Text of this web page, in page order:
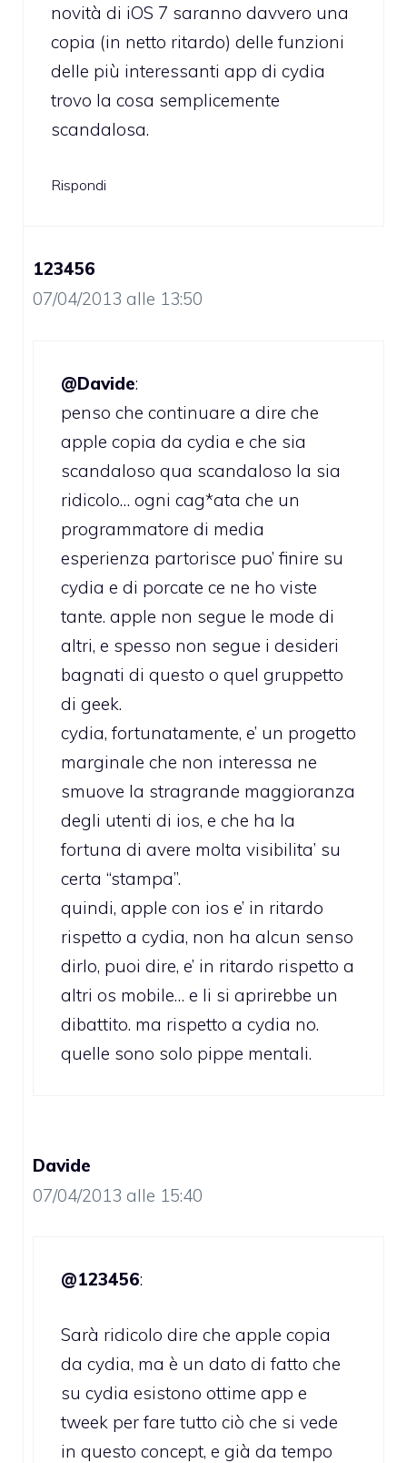
novità di iOS 7 saranno davvero una
copia (in netto ritardo) delle funzioni
delle più interessanti app di cydia
trovo la cosa semplicemente
scandalosa.
Rispondi
123456
07/04/2013 alle 13:50
@Davide:
penso che continuare a dire che
apple copia da cydia e che sia
scandaloso qua scandaloso la sia
ridicolo… ogni cag*ata che un
programmatore di media
esperienza partorisce puo’ finire su
cydia e di porcate ce ne ho viste
tante. apple non segue le mode di
altri, e spesso non segue i desideri
bagnati di questo o quel gruppetto
di geek.
cydia, fortunatamente, e’ un progetto
marginale che non interessa ne
smuove la stragrande maggioranza
degli utenti di ios, e che ha la
fortuna di avere molta visibilita’ su
certa “stampa”.
quindi, apple con ios e’ in ritardo
rispetto a cydia, non ha alcun senso
dirlo, puoi dire, e’ in ritardo rispetto a
altri os mobile… e li si aprirebbe un
dibattito. ma rispetto a cydia no.
quelle sono solo pippe mentali.
Davide
07/04/2013 alle 15:40
@123456:
Sarà ridicolo dire che apple copia
da cydia, ma è un dato di fatto che
su cydia esistono ottime app e
tweek per fare tutto ciò che si vede
in questo concept, e già da tempo